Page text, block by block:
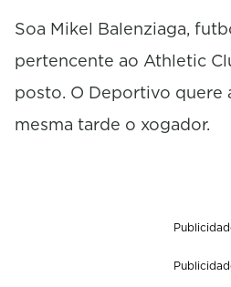
Soa Mikel Balenziaga,
pertencente ao Athletic
posto. O Deportivo quere
mesma tarde o xogador.